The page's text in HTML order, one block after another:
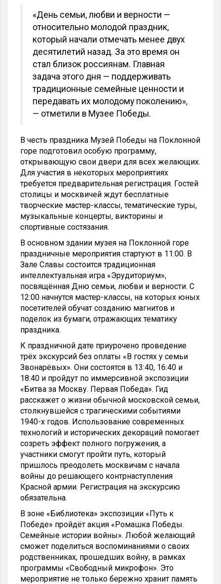
«День семьи, любви и верности —
относительно молодой праздник,
который начали отмечать менее двух
десятилетий назад. За это время он
стал близок россиянам. Главная
задача этого дня — поддерживать
традиционные семейные ценности и
передавать их молодому поколению»,
— отметили в Музее Победы.
В честь праздника Музей Победы на Поклонной
горе подготовил особую программу,
открывающую свои двери для всех желающих.
Для участия в некоторых мероприятиях
требуется предварительная регистрация. Гостей
столицы и москвичей ждут бесплатные
творческие мастер-классы, тематические туры,
музыкальные концерты, викторины и
спортивные состязания.
В основном здании музея на Поклонной горе
праздничные мероприятия стартуют в 11:00. В
Зале Славы состоится традиционная
интеллектуальная игра «Эрудиториум»,
посвящённая Дню семьи, любви и верности. С
12:00 начнутся мастер-классы, на которых юных
посетителей обучат созданию магнитов и
поделок из бумаги, отражающих тематику
праздника.
К праздничной дате приурочено проведение
трёх экскурсий без оплаты «В гостях у семьи
Звонарёвых». Они состоятся в 13:40, 16:40 и
18:40 и пройдут по иммерсивной экспозиции
«Битва за Москву. Первая Победа». Гид
расскажет о жизни обычной московской семьи,
столкнувшейся с трагическими событиями
1940-х годов. Использование современных
технологий и исторических декораций помогает
созреть эффект полного погружения, а
участники смогут пройти путь, который
пришлось преодолеть москвичам с начала
войны до решающего контрнаступления
Красной армии. Регистрация на экскурсию
обязательна.
В зоне «Библиотека» экспозиции «Путь к
Победе» пройдёт акция «Ромашка Победы.
Семейные истории войны». Любой желающий
сможет поделиться воспоминаниями о своих
родственниках, прошедших войну, в рамках
программы «Свободный микрофон». Это
мероприятие не только бережно хранит память